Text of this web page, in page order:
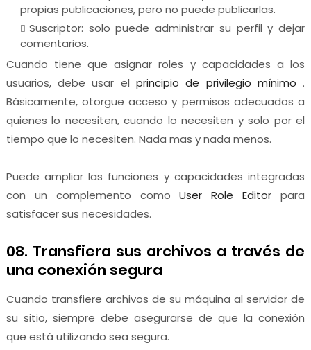
propias publicaciones, pero no puede publicarlas.
Suscriptor: solo puede administrar su perfil y dejar
comentarios.
Cuando tiene que asignar roles y capacidades a los
usuarios, debe usar el principio de privilegio mínimo .
Básicamente, otorgue acceso y permisos adecuados a
quienes lo necesiten, cuando lo necesiten y solo por el
tiempo que lo necesiten. Nada mas y nada menos.
Puede ampliar las funciones y capacidades integradas
con un complemento comoUser Role Editor para
satisfacer sus necesidades.
08. Transfiera sus archivos a través de
una conexión segura
Cuando transfiere archivos de su máquina al servidor de
su sitio, siempre debe asegurarse de que la conexión
que está utilizando sea segura.